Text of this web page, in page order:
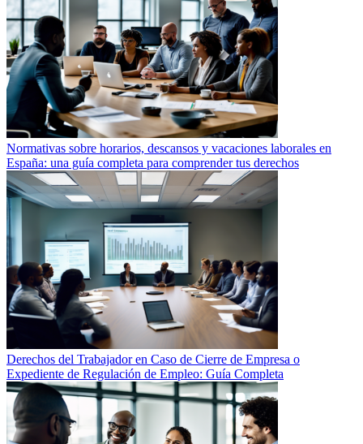
Normativas sobre horarios, descansos y vacaciones laborales en
España: una guía completa para comprender tus derechos
Derechos del Trabajador en Caso de Cierre de Empresa o
Expediente de Regulación de Empleo: Guía Completa